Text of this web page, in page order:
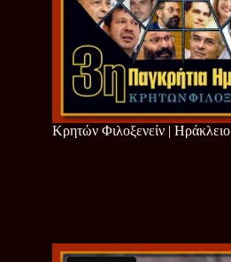
Κρητών Φιλοξενείν | Ηράκλειο